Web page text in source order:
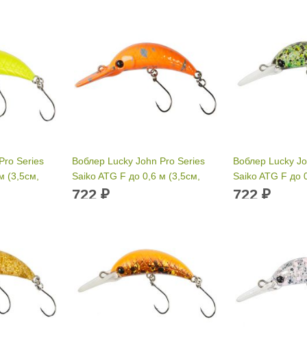
Series
(3,5см,
Воблер Lucky John Pro Series
Saiko ATG F до 0,6 м (3,5см,
2гр) 808
722 ₽
Воблер Lucky
Saiko ATG F до
2гр) 509
722 ₽